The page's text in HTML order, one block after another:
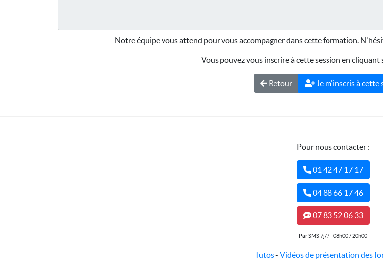
Notre équipe vous attend pour vous accompagner dans cette formation.
Vous pouvez vous inscrire à cette session en cliquant
Retour Je m'inscris à cette
Pour nous contacter :
01 42 47 17 17
04 88 66 17 46
07 83 52 06 33
Par SMS 7j/7 - 08h00 / 20h00
Tutos- Vidéos de présentation des